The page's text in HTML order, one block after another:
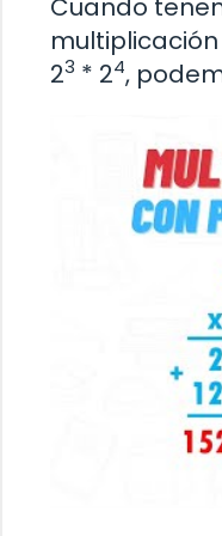
Cuando
23 * 24,